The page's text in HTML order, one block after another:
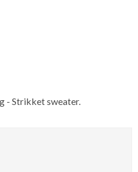
- Strikket sweater.